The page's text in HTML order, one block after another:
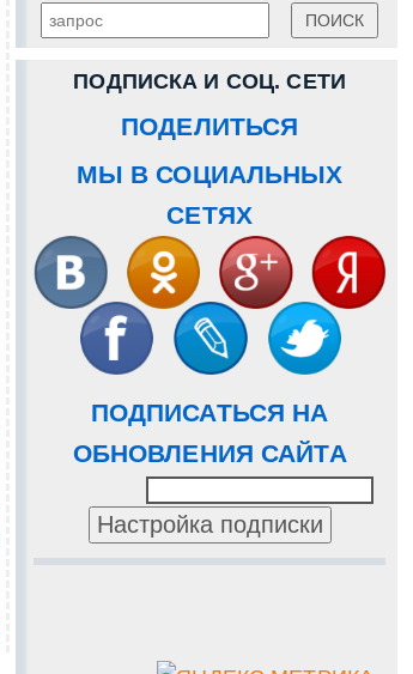
ПОДПИСКА И СОЦ. СЕТИ
ПОДЕЛИТЬСЯ
МЫ В СОЦИАЛЬНЫХ
СЕТЯХ
ПОДПИСАТЬСЯ НА
ОБНОВЛЕНИЯ САЙТА